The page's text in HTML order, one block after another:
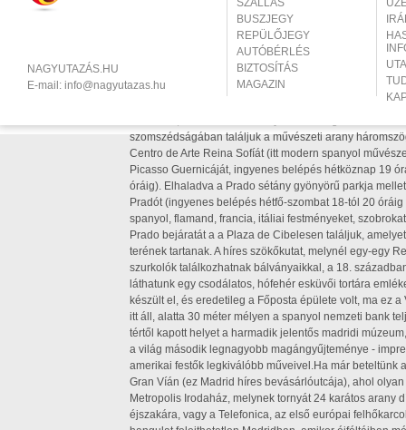
találhatunk számos étteremben (itt is az ebéd számít
arról, hogy délben már ki is szolgálnak bennünket!
kettőtől-háromtól szokás a szieszta miatt étkezni. Ha
madridi étkezésekre, ne hagyja ki a fabadát (az
de torót (az asztúriai birkafarokragut) vagy a Cocido
chorizóból és zöldségekből álló csicseriborsós
érdemes ellátogatnunk, ahol a kiváló koktélok és
szomszédságában találjuk a művészeti arany
Centro de Arte Reina Sofíát (itt modern spanyol
Picasso Guernicáját, ingyenes belépés hétköznap 19
óráig). Elhaladva a Prado sétány gyönyörű parkja
Pradót (ingyenes belépés hétfő-szombat 18-tól 20
spanyol, flamand, francia, itáliai festményeket,
Prado bejáratát a a Plaza de Cibelesen találjuk,
terének tartanak. A híres szökőkutat, melynél egy-egy
szurkolók találkozhatnak bálványaikkal, a 18.
láthatunk egy csodálatos, hófehér esküvői tortára
készült el, és eredetileg a Főposta épülete volt, ma ez
itt áll, alatta 30 méter mélyen a spanyol nemzeti bank
tértől kapott helyet a harmadik jelentős madridi
a világ második legnagyobb magángyűjteménye -
amerikai festők legkiválóbb műveivel.Ha már beteltünk
Gran Víán (ez Madrid híres bevásárlóutcája), ahol
Metropolis Irodaház, melynek tornyát 24 karátos arany
éjszakára, vagy a Telefonica, az első európai
NAGYUTAZÁS.HU
E-mail: info@nagyutazas.hu
SZÁLLÁS
BUSZJEGY
REPÜLŐJEGY
AUTÓBÉRLÉS
BIZTOSÍTÁS
MAGAZIN